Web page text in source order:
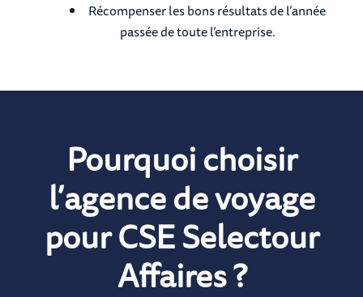
Récompenser les bons résultats de l’année
passée de toute l’entreprise.
Pourquoi choisir
l’agence de voyage
pour CSE Selectour
Affaires ?